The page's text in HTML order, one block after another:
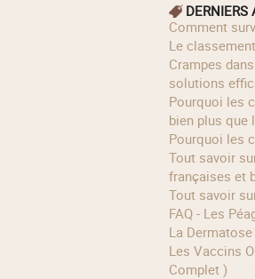
DERNIERS
Comment
Le
Crampes dans les jambes : principales causes et
solutions
Pourquoi les chauves doivent se méfier du soleil
bien plus que
Pourquoi les
Tout savoir sur les plaques d'immatriculation
françaises et
Tout savoir
FAQ - Les
La
Les Vaccins Obligatoires en France ( le Guide
Complet )